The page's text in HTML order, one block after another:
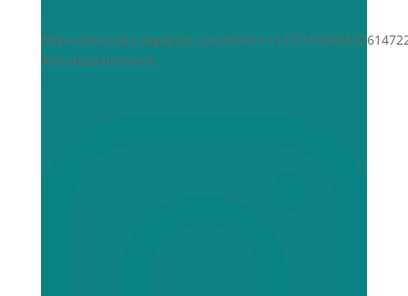
https://journals.sagepub.com/doi/10.1177/
#etudeallaitement